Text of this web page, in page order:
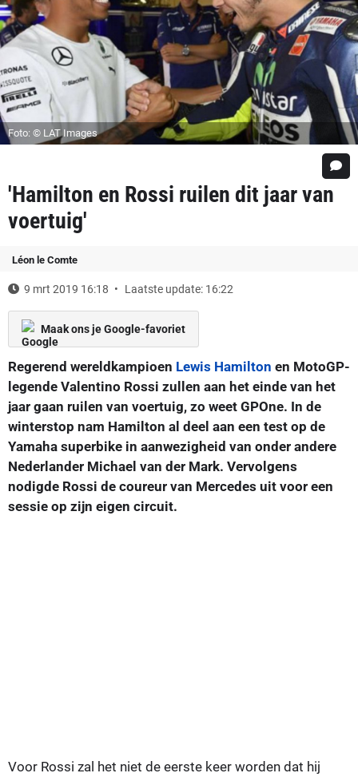
Foto: © LAT Images
'Hamilton en Rossi ruilen dit jaar van
voertuig'
Léon le Comte
9 mrt 2019 16:18 Laatste update: 16:22
Maak ons je Google-favoriet
Regerend wereldkampioen Lewis Hamilton en MotoGP-
legende Valentino Rossi zullen aan het einde van het
jaar gaan ruilen van voertuig, zo weet GPOne. In de
winterstop nam Hamilton al deel aan een test op de
Yamaha superbike in aanwezigheid van onder andere
Nederlander Michael van der Mark. Vervolgens
nodigde Rossi de coureur van Mercedes uit voor een
sessie op zijn eigen circuit.
Voor Rossi zal het niet de eerste keer worden dat hij